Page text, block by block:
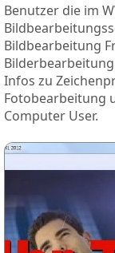
Benutzer die im
Bildbearbeitung
Infos zu
Fotobearbeitung
Computer User.